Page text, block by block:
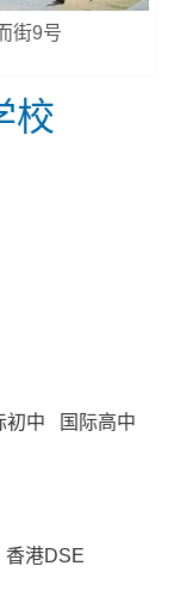
街9号
校
初中 国际高中
港DSE